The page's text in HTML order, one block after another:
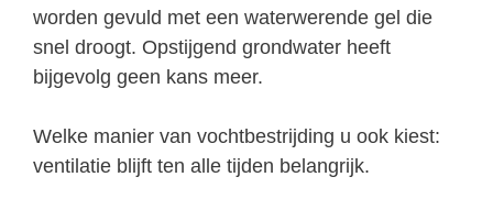
worden gevuld met een waterwerende gel die
snel droogt. Opstijgend grondwater heeft
bijgevolg geen kans meer.
Welke manier van vochtbestrijding u ook kiest:
ventilatie blijft ten alle tijden belangrijk.